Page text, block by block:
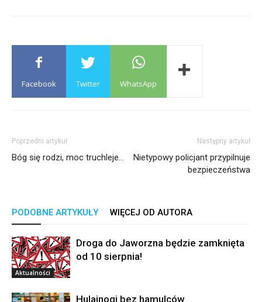
Facebook Twitter WhatsApp
Poprzedni artykuł
Bóg się rodzi, moc truchleje…
Następny artykuł
Nietypowy policjant przypilnuje
bezpieczeństwa
PODOBNE ARTYKUŁY WIĘCEJ OD AUTORA
Aktualności
Droga do Jaworzna będzie zamknięta
od 10 sierpnia!
Hulajnogi bez hamulców